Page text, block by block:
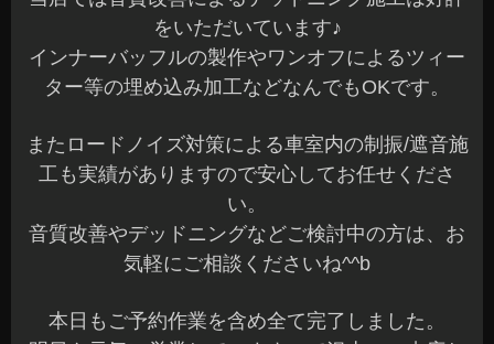
をいただいています♪
インナーバッフルの製作やワンオフによるツィー
ター等の埋め込み加工などなんでもOKです。
またロードノイズ対策による車室内の制振/遮音施
工も実績がありますので安心してお任せくださ
い。
音質改善やデッドニングなどご検討中の方は、お
気軽にご相談くださいね^^b
本日もご予約作業を含め全て完了しました。